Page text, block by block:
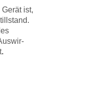
ist,
.